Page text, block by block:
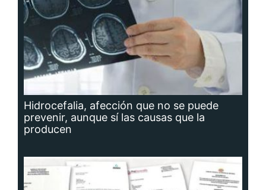
Hidrocefalia, afección que no se puede
prevenir, aunque sí las causas que la
producen